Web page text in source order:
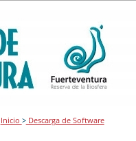
Inicio >Descarga de Software